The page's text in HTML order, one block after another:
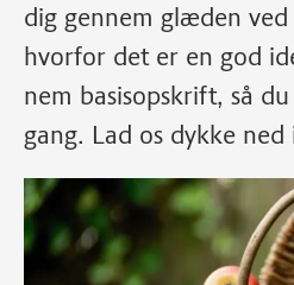
dig gennem glæden
hvorfor det er en god
nem basisopskrift, så
gang. Lad os dykke ned